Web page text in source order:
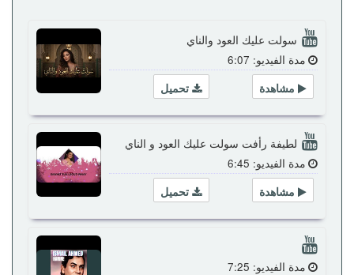
سولت عليك العود والناي
مدة الفيديو: 6:07
تحميل
مشاهدة
لطيفة رأفت سولت عليك العود و الناي
مدة الفيديو: 6:45
تحميل
مشاهدة
مدة الفيديو: 7:25